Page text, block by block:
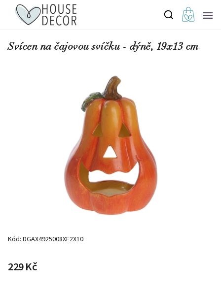
Svícen na čajovou svíčku - dýně, 19x13 cm
Kód: DGAX4925008XF2X10
229 Kč